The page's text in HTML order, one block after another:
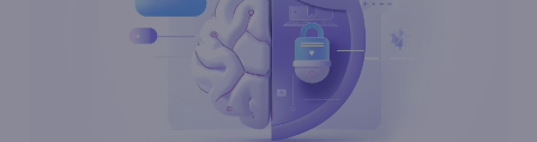
8BitDo wypuści klawiaturę i
mysz w stylu retro Xboksa